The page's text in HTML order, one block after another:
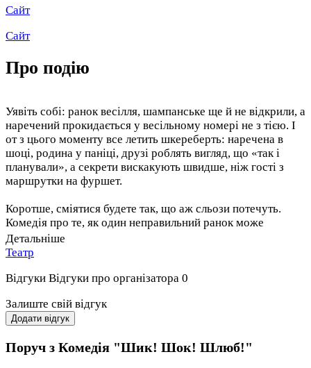
Сайт
Сайт
Про подію
Уявіть собі: ранок весілля, шампанське ще й не відкрили, а
наречений прокидається у весільному номері не з тією. І
от з цього моменту все летить шкереберть: наречена в
шоці, родина у паніці, друзі роблять вигляд, що «так і
планували», а секрети вискакують швидше, ніж гості з
маршрутки на фуршет.
Коротше, сміятися будете так, що аж сльози потечуть.
Комедія про те, як один неправильний ранок може
перетворити ідеальне весілля на абсолютний хаос.
І чесно, ця вистава варта того, щоб її побачити!
Детальніше
Театр
Відгуки Відгуки про організатора 0
Залиште свій відгук
Додати відгук
Поруч з Комедія "Шик! Шок! Шлюб!"